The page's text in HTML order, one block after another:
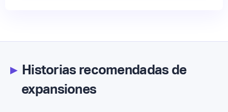
▸Historias recomendadas de
expansiones